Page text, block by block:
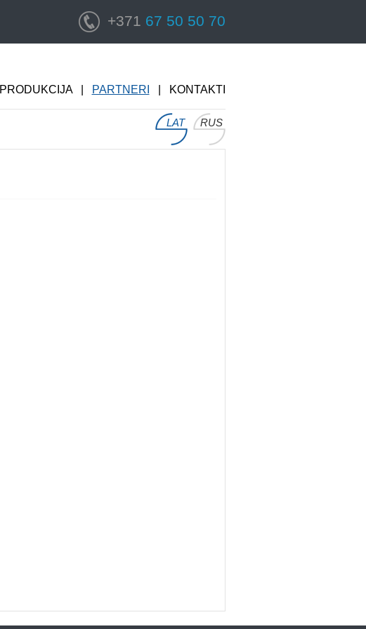
+371 67 50 50 70
PRODUKCIJA| PARTNERI KONTAKTI
RUS
LAT